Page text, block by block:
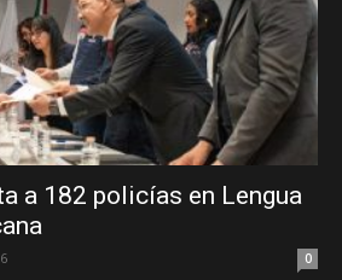
a 182 policías en Lengua
0